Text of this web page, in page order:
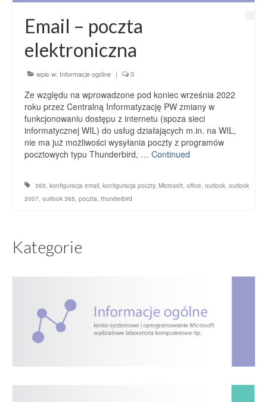
Kontakt
Email – poczta
elektroniczna
wpis w: Informacje ogólne | 0
Ze względu na wprowadzone pod koniec września 2022
roku przez Centralną Informatyzację PW zmiany w
funkcjonowaniu dostępu z internetu (spoza sieci
informatycznej WIL) do usług działających m.in. na WIL,
nie ma już możliwości wysyłania poczty z programów
pocztowych typu Thunderbird, … Continued
365, konfiguracja email, konfiguracja poczty, Microsoft, office, outlook, outlook
2007, outlook 365, poczta, thunderbird
Kategorie